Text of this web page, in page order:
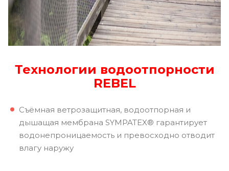
Технологии водоотпорности
REBEL
Съёмная ветрозащитная, водоотпорная и
дышащая мембрана SYMPATEX® гарантирует
водонепроницаемость и превосходно отводит
влагу наружу